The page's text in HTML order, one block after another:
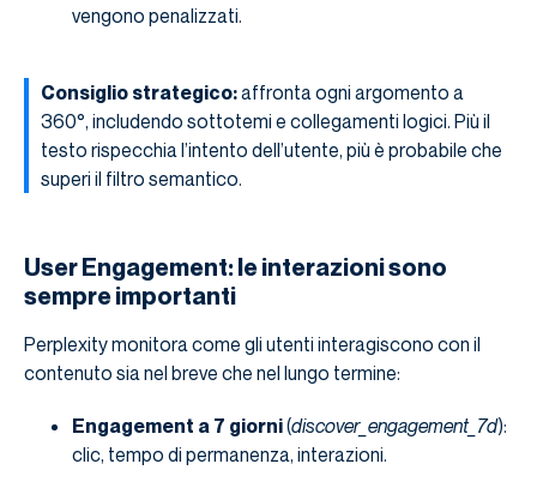
vengono penalizzati.
Consiglio strategico:affronta ogni argomento a
360°, includendo sottotemi e collegamenti logici. Più il
testo rispecchia l’intento dell’utente, più è probabile che
superi il filtro semantico.
User Engagement: le interazioni sono
sempre importanti
Perplexity monitora come gli utenti interagiscono con il
contenuto sia nel breve che nel lungo termine:
Engagement a 7 giorni(discover_engagement_7d):
clic, tempo di permanenza, interazioni.